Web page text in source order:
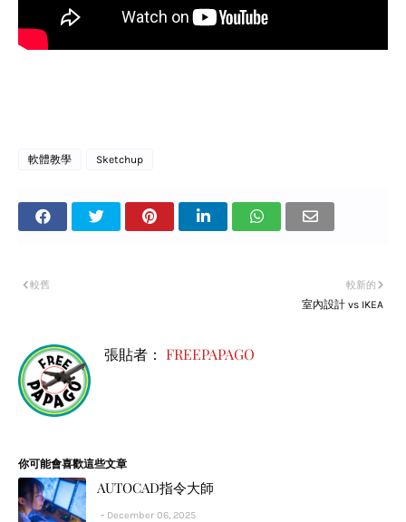
軟體教學 Sketchup
較新的
室內設計 vs IKEA
較舊
張貼者： FREEPAPAGO
你可能會喜歡這些文章
AUTOCAD指令大師
December 06, 2025